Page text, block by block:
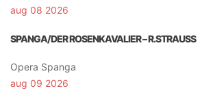
aug 08 2026
SPANGA/DER ROSENKAVALIER – R.STRAUSS
Opera Spanga
aug 09 2026